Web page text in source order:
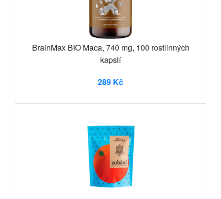
BrainMax BIO Maca, 740 mg, 100 rostlinných
kapslí
289 Kč